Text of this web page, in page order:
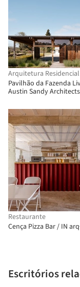
Arquitetura Residencial
Pavilhão da Fazenda
Austin Sandy Architects
Restaurante
Cença Pizza Bar / IN
Escritórios